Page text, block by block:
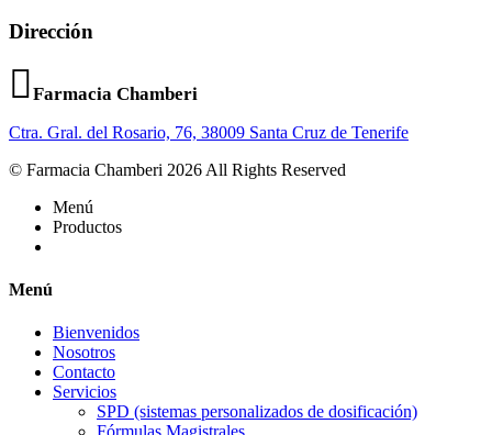
Dirección
Farmacia Chamberi
Ctra. Gral. del Rosario, 76, 38009 Santa Cruz de Tenerife
© Farmacia Chamberi 2026 All Rights Reserved
Menú
Productos
Menú
Bienvenidos
Nosotros
Contacto
Servicios
SPD (sistemas personalizados de dosificación)